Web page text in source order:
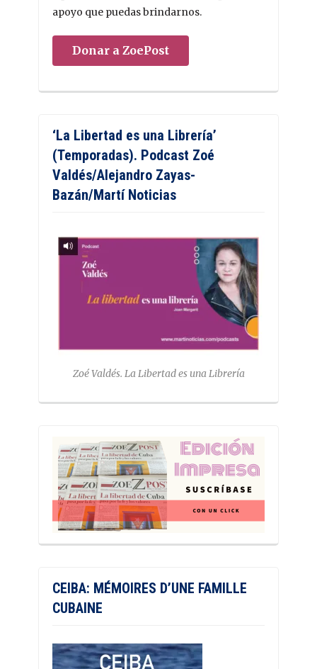
apoyo que puedas brindarnos.
Donar a ZoePost
‘La Libertad es una Librería’
(Temporadas). Podcast Zoé
Valdés/Alejandro Zayas-
Bazán/Martí Noticias
Zoé Valdés. La Libertad es una Librería
CEIBA: MÉMOIRES D’UNE FAMILLE
CUBAINE